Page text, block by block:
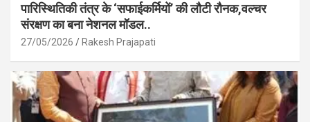
पारिस्थितिकी तंत्र के ‘सफाईकर्मियों’ की लौटी रौनक,वल्चर
संरक्षण का बना नेशनल मॉडल..
27/05/2026 Rakesh Prajapati